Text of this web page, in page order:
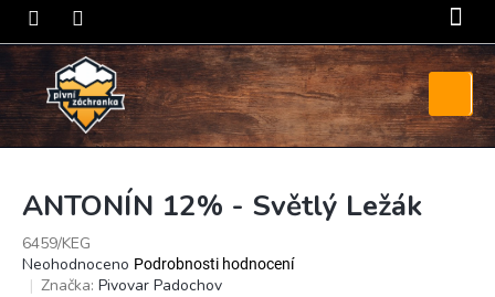
Přejít
obsah
Nákupní
košík
ANTONÍN 12% - Světlý Ležák
6459/KEG
Průměrné
hodnocení
Neohodnoceno Podrobnosti hodnocení
Značka: Pivovar Padochov